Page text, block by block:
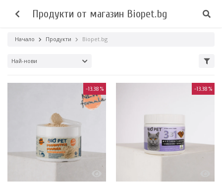
Начало Продукти Biopet.bg
Продукти от магазин Biopet.bg
Най-нови
-13.38% -13.38%